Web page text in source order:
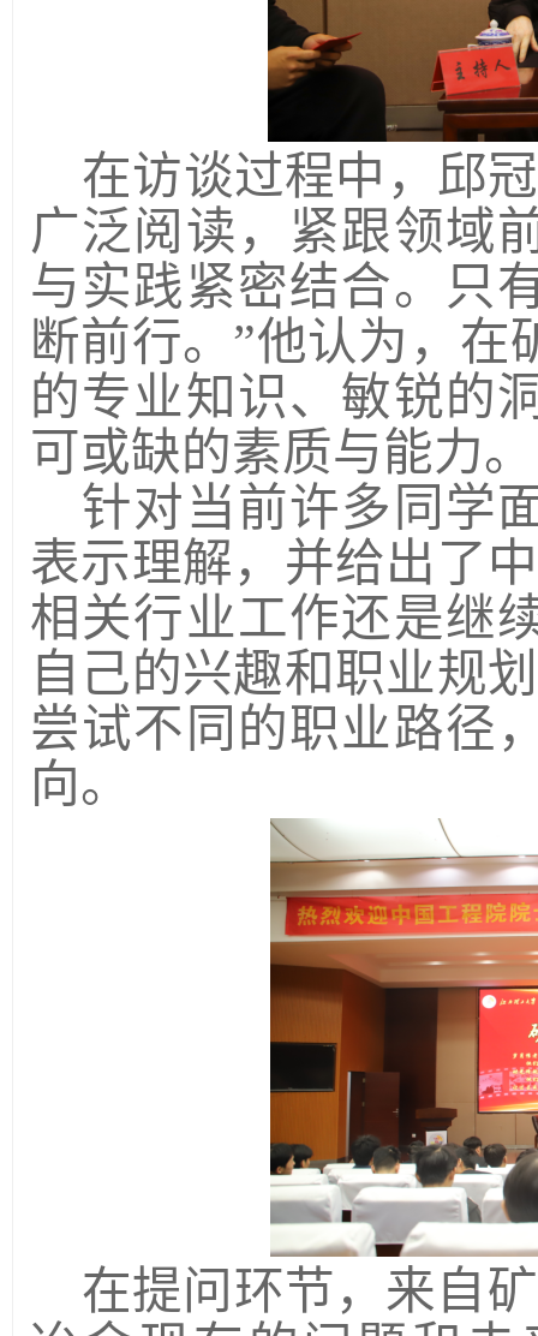
在访谈过程中，邱
广泛阅读，紧跟领域
与实践紧密结合。只
断前行。”他认为，在
的专业知识、敏锐的
可或缺的素质与能力。
针对当前许多同学
表示理解，并给出了
相关行业工作还是继
自己的兴趣和职业规
尝试不同的职业路径
向。
在提问环节，来自